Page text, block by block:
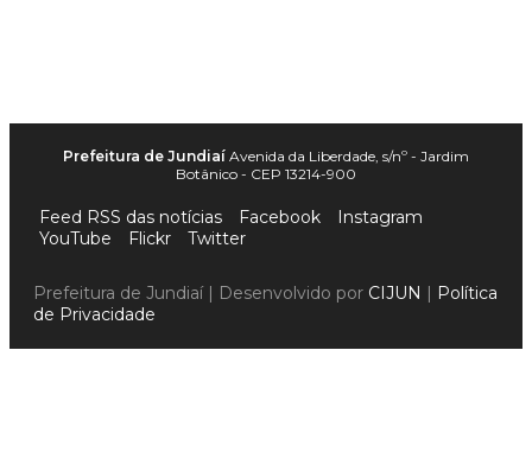
Prefeitura de Jundiaí Avenida da Liberdade, s/nº - Jardim
Botânico - CEP 13214-900
Feed RSS das notícias Facebook
Instagram
YouTube
Flickr Twitter
Prefeitura de Jundiaí | Desenvolvido por CIJUN | Política
de Privacidade